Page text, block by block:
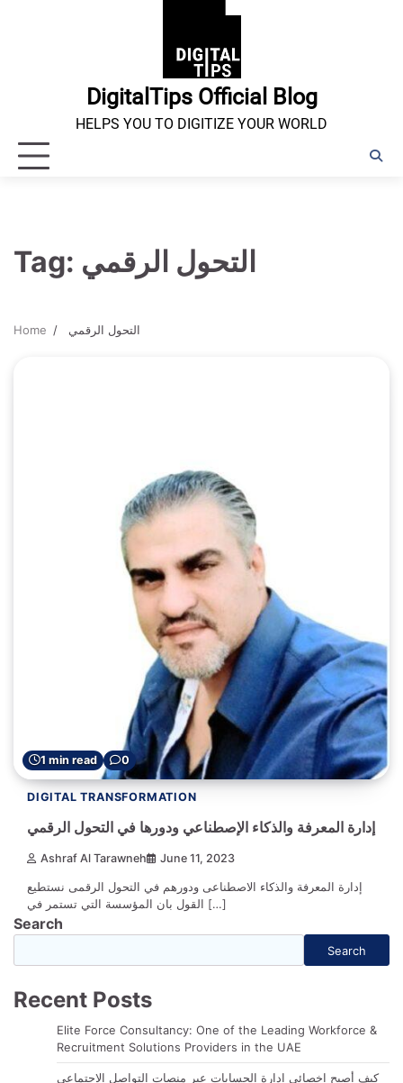
DigitalTips Official Blog
HELPS YOU TO DIGITIZE YOUR WORLD
Tag: التحول الرقمي
Home التحول الرقمي
1 min read 0
DIGITAL TRANSFORMATION
إدارة المعرفة والذكاء الإصطناعي ودورها في التحول الرقمي
Ashraf Al Tarawneh June 11, 2023
إدارة المعرفة والذكاء الاصطناعى ودورهم في التحول الرقمى نستطيع
القول بان المؤسسة التي تستمر في […]
Search
Search
Recent Posts
Elite Force Consultancy: One of the Leading Workforce &
Recruitment Solutions Providers in the UAE
كيف أصبح اخصائي ادارة الحسابات عبر منصات التواصل الاجتماعي